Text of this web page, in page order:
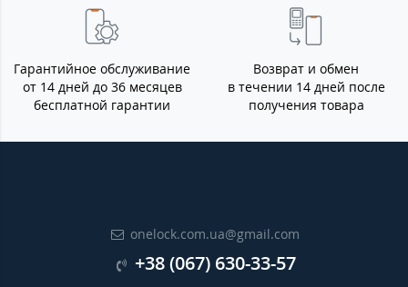
Гарантийное обслуживание
от 14 дней до 36 месяцев
бесплатной гарантии
Возврат и обмен
в течении 14 дней после
получения товара
onelock.com.ua@gmail.com
+38 (067) 630-33-57